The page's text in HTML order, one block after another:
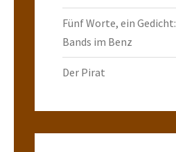
Fünf Worte, ein Gedicht:
Bands im Benz
Der Pirat